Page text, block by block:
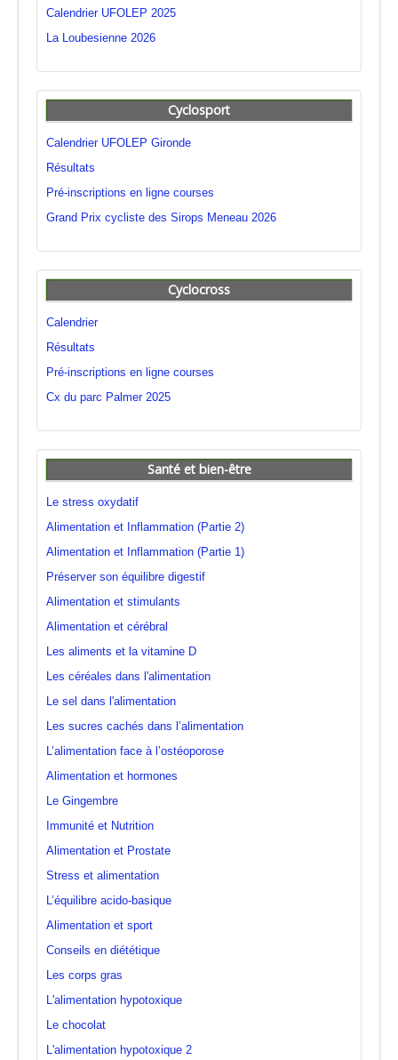
Calendrier UFOLEP 2025
La Loubesienne 2026
Cyclosport
Calendrier UFOLEP Gironde
Résultats
Pré-inscriptions en ligne courses
Grand Prix cycliste des Sirops Meneau 2026
Cyclocross
Calendrier
Résultats
Pré-inscriptions en ligne courses
Cx du parc Palmer 2025
Santé et bien-être
Le stress oxydatif
Alimentation et Inflammation (Partie 2)
Alimentation et Inflammation (Partie 1)
Préserver son équilibre digestif
Alimentation et stimulants
Alimentation et cérébral
Les aliments et la vitamine D
Les céréales dans l'alimentation
Le sel dans l'alimentation
Les sucres cachés dans l’alimentation
L’alimentation face à l’ostéoporose
Alimentation et hormones
Le Gingembre
Immunité et Nutrition
Alimentation et Prostate
Stress et alimentation
L’équilibre acido-basique
Alimentation et sport
Conseils en diététique
Les corps gras
L'alimentation hypotoxique
Le chocolat
L'alimentation hypotoxique 2